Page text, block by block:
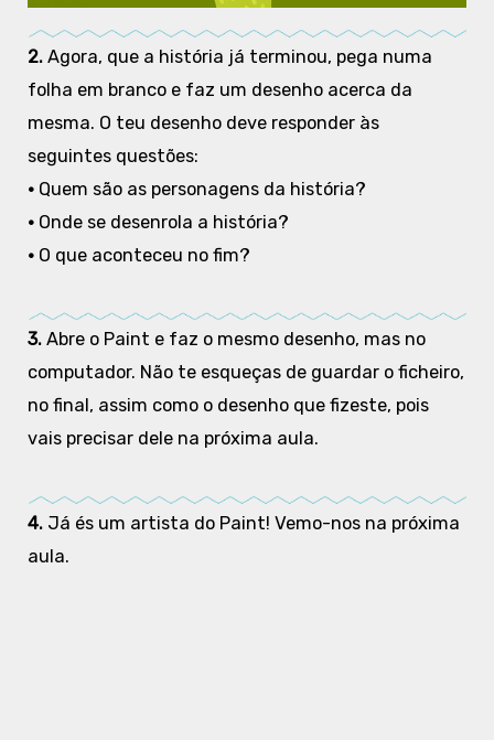
2.Agora, que a história já terminou, pega numa
folha em branco e faz um desenho acerca da
mesma. O teu desenho deve responder às
seguintes questões:
•Quem são as personagens da história?
•Onde se desenrola a história?
•O que aconteceu no fim?
3.Abre o Paint e faz o mesmo desenho, mas no
computador. Não te esqueças de guardar o ficheiro,
no final, assim como o desenho que fizeste, pois
vais precisar dele na próxima aula.
4. Já és um artista do Paint! Vemo-nos na próxima
aula.